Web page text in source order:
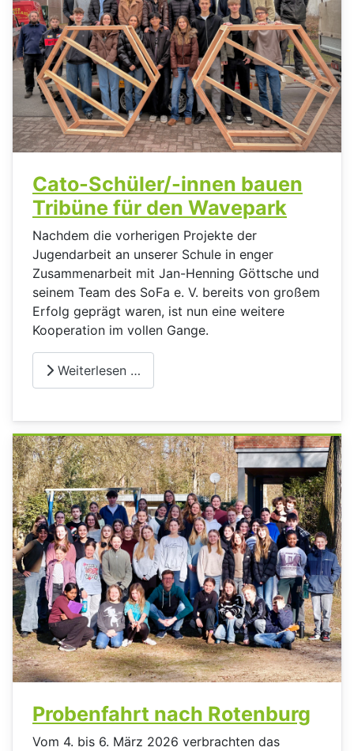
Cato-Schüler/-innen bauen
Tribüne für den Wavepark
Nachdem die vorherigen Projekte der
Jugendarbeit an unserer Schule in enger
Zusammenarbeit mit Jan-Henning Göttsche und
seinem Team des SoFa e. V. bereits von großem
Erfolg geprägt waren, ist nun eine weitere
Kooperation im vollen Gange.
Weiterlesen …
Probenfahrt nach Rotenburg
Vom 4. bis 6. März 2026 verbrachten das